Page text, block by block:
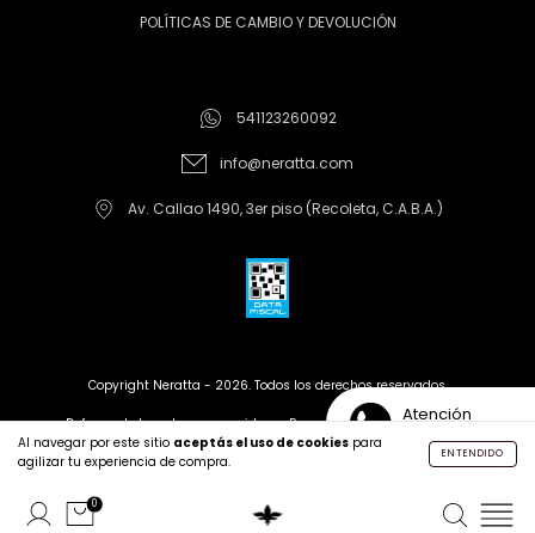
Al navegar por este sitio aceptás el uso de cookies para
agilizar tu experiencia de compra.
ENTENDIDO
0
Atención
POLÍTICAS DE CAMBIO Y DEVOLUCIÓN
541123260092
info@neratta.com
Av. Callao 1490, 3er piso (Recoleta, C.A.B.A.)
Copyright Neratta - 2026. Todos los derechos reservados.
Defensa de las y los consumidores. Para reclamosingrese aquí
Creado con tiendanube | Desarrollado por Leren